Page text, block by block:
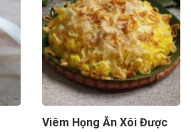
Viêm Họng Ăn Xôi Được